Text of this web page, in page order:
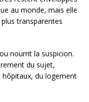
au monde, mais elle
transparentes
nourrit la suspicion.
du sujet,
du logement